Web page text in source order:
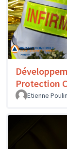
Protection
Etienne Poulin